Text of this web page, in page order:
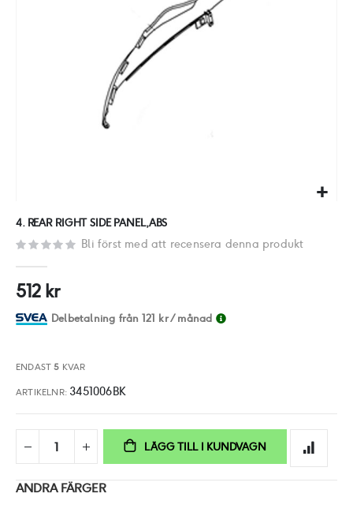
början
bildgalleriet
4. REAR RIGHT SIDE PANEL,ABS
Bli först med att recensera denna produkt
512 kr
Delbetalning från 121 kr/ månad
ENDAST5 KVAR
ARTIKELNR 3451006BK
LÄGG TILL I KUNDVAGN
ANDRA FÄRGER